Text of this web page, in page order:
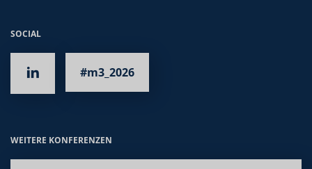
SOCIAL
#m3_2026
WEITERE KONFERENZEN